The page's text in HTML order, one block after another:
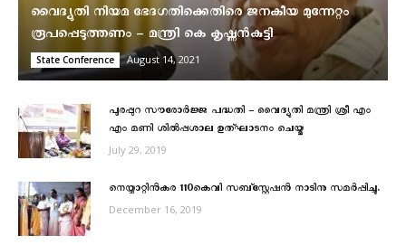
വൈദ്യുതി നിയമ ഭേദഗതിക്കെതിരെ ജനകീയ മുന്നേറ്റം
രൂപപ്പെടുത്തണം – മന്ത്രി കെ കൃഷ്ണൻകുട്ടി
State Conference August 14, 2021
പുരപ്പുറ സൗരോര്‍ജ്ജ പദ്ധതി – വൈദ്യുതി മന്ത്രി ശ്രീ എം
എം മണി ശില്‍പ്പശാല ഉത്ഘാടനം ചെയ്തു
July 29, 2019
നെയ്യാറ്റിൻകര 110കെവി സബ്സ്റ്റേഷൻ നാടിനു സമർപ്പിച്ചു.
December 16, 2019